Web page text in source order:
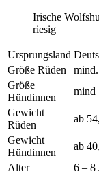
Irische
riesig
Ursprungsland
Größe Rüden
Größe
Hündinnen
mind
Gewicht
Rüden
ab
Gewicht
Hündinnen
ab
Alter
6 – 8